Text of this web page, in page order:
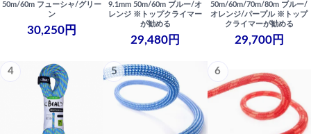
50m/60m フューシャ/グリー
ン
30,250円
9.1mm 50m/60m ブルー/オ
レンジ ※トップクライマー
が勧める
29,480円
50m/60m/70m/80m ブルー/
オレンジ/パープル ※トップ
クライマーが勧める
29,700円
4 5 6